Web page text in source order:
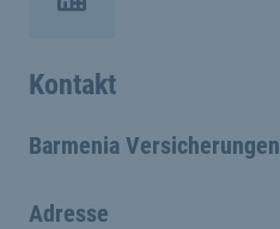
Kontakt
Barmenia Versicherungen
Adresse